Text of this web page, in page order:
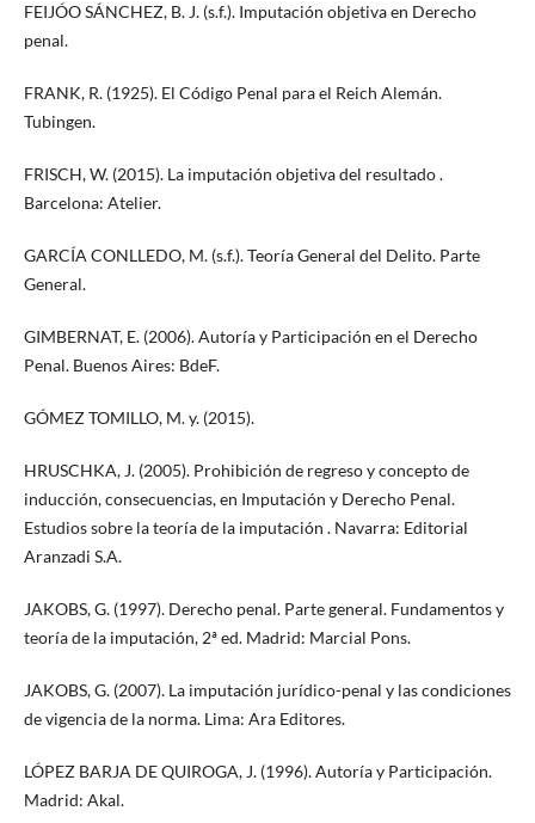
FEIJÓO SÁNCHEZ, B. J. (s.f.). Imputación objetiva en Derecho
penal.
FRANK, R. (1925). El Código Penal para el Reich Alemán.
Tubingen.
FRISCH, W. (2015). La imputación objetiva del resultado .
Barcelona: Atelier.
GARCÍA CONLLEDO, M. (s.f.). Teoría General del Delito. Parte
General.
GIMBERNAT, E. (2006). Autoría y Participación en el Derecho
Penal. Buenos Aires: BdeF.
GÓMEZ TOMILLO, M. y. (2015).
HRUSCHKA, J. (2005). Prohibición de regreso y concepto de
inducción, consecuencias, en Imputación y Derecho Penal.
Estudios sobre la teoría de la imputación . Navarra: Editorial
Aranzadi S.A.
JAKOBS, G. (1997). Derecho penal. Parte general. Fundamentos y
teoría de la imputación, 2ª ed. Madrid: Marcial Pons.
JAKOBS, G. (2007). La imputación jurídico-penal y las condiciones
de vigencia de la norma. Lima: Ara Editores.
LÓPEZ BARJA DE QUIROGA, J. (1996). Autoría y Participación.
Madrid: Akal.